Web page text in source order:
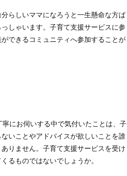
らしいママになろうと一生懸命な方ば
しゃいます。子育て支援サービスに参
できるコミュニティへ参加することが
にお伺いする中で気付いたことは、子
いことやアドバイスが欲しいことを誰
りません。子育て支援サービスを受け
るものではないでしょうか。